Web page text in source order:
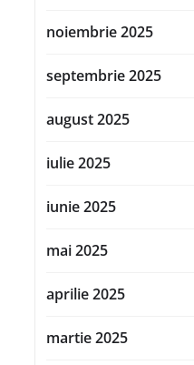
noiembrie 2025
septembrie 2025
august 2025
iulie 2025
iunie 2025
mai 2025
aprilie 2025
martie 2025